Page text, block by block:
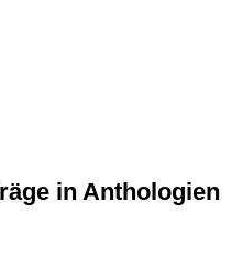
in Anthologien